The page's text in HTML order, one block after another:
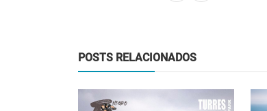
POSTS RELACIONADOS